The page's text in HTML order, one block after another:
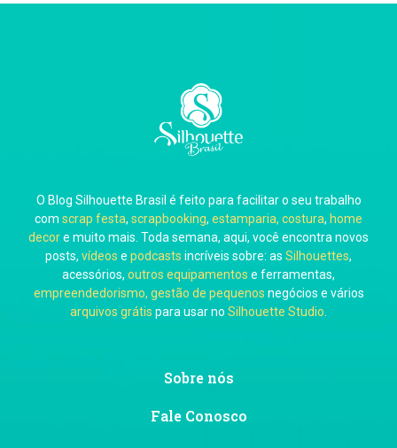
Carla Eschberger
Carol Pessoa
Ju Mirthes
O Blog Silhouette Brasil é feito para facilitar o seu trabalho
com scrap festa, scrapbooking, estamparia, costura, home
decore muito mais. Toda semana, aqui, você encontra novos
posts, vídeos e podcasts incríveis sobre: as Silhouettes,
acessórios, outros equipamentos e ferramentas,
empreendedorismo, gestão de pequenos negócios e vários
arquivos grátis para usar no Silhouette Studio
Sobre nós
Fale Conosco